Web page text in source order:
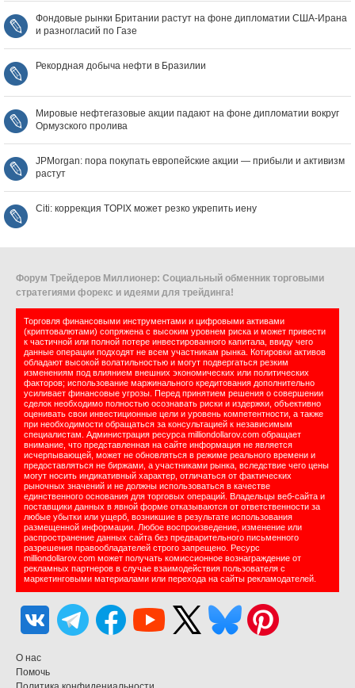
Фондовые рынки Британии растут на фоне дипломатии США‑Ирана
и разногласий по Газе
Рекордная добыча нефти в Бразилии
Мировые нефтегазовые акции падают на фоне дипломатии вокруг
Ормузского пролива
JPMorgan: пора покупать европейские акции — прибыли и активизм
растут
Citi: коррекция TOPIX может резко укрепить иену
Форум Трейдеров Миллионер: Социальный обменник торговыми
стратегиями форекс и идеями для трейдинга!
Торговля финансовыми инструментами и цифровыми активами
(криптовалютами) сопряжена с высоким уровнем риска и может привести
к частичной или полной потере инвестированного капитала, ввиду чего
данные операции подходят не всем участникам рынка. Котировки активов
обладают высокой волатильностью и могут подвергаться резким
изменениям под влиянием внешних экономических или политических
факторов; использование маржинального кредитования дополнительно
усиливает финансовые угрозы. Перед принятием решения о совершении
сделок необходимо полностью осознавать риски и издержки, объективно
оценивать свои инвестиционные цели и уровень компетентности, а также
при необходимости обращаться за консультацией к независимым
специалистам. Администрация ресурса milliondollarov.com обращает
внимание, что представленная на сайте информация не является
исчерпывающей, может не обновляться в режиме реального времени и
предоставляться не биржами, а участниками рынка, вследствие чего цены
могут носить индикативный характер, отличаться от фактических
рыночных значений и не должны использоваться в качестве
единственного основания для торговых операций. Владельцы веб-сайта и
поставщики данных в явной форме отказываются от ответственности за
любые убытки или ущерб, возникшие в результате использования
размещенной информации. Любое воспроизведение, изменение или
распространение данных сайта без предварительного письменного
разрешения правообладателей строго запрещено. Ресурс
milliondollarov.com может получать комиссионное вознаграждение от
рекламных партнеров в случае взаимодействия пользователя с
маркетинговыми материалами или перехода на сайты рекламодателей.
О нас
Помочь